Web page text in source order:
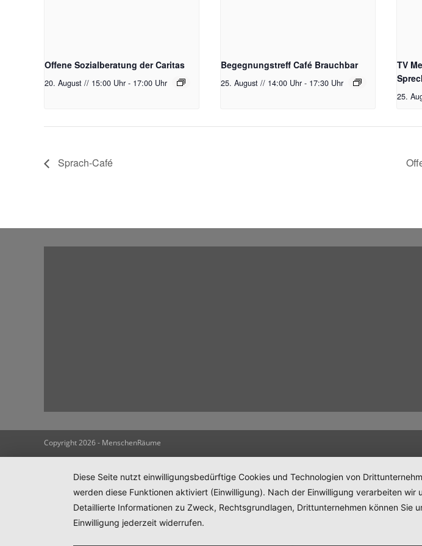
Offene Sozialberatung der Caritas
20. August // 15:00 Uhr - 17:00 Uhr
Begegnungstreff Café Brauchbar
25. August // 14:00 Uhr - 17:30 Uhr
TV
25.
Sprach-Café
Copyright 2026 - MenschenRäume
Diese Seite nutzt einwilligungsbedürftige Cookies und Technologien von
werden diese Funktionen aktiviert (Einwilligung). Nach der Einwilligung verarbeiten
Detaillierte Informationen zu Zweck, Rechtsgrundlagen, Drittunternehmen können
Einwilligung jederzeit widerrufen.